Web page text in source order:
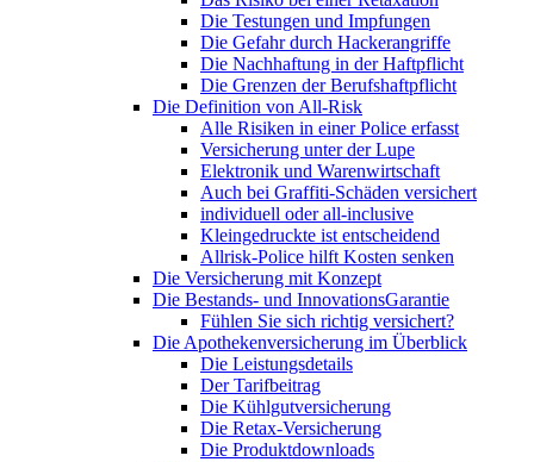
Die Testungen und Impfungen
Die Gefahr durch Hackerangriffe
Die Nachhaftung in der Haftpflicht
Die Grenzen der Berufshaftpflicht
Die Definition von All-Risk
Alle Risiken in einer Police erfasst
Versicherung unter der Lupe
Elektronik und Warenwirtschaft
Auch bei Graffiti-Schäden versichert
individuell oder all-inclusive
Kleingedruckte ist entscheidend
Allrisk-Police hilft Kosten senken
Die Versicherung mit Konzept
Die Bestands- und InnovationsGarantie
Fühlen Sie sich richtig versichert?
Die Apothekenversicherung im Überblick
Die Leistungsdetails
Der Tarifbeitrag
Die Kühlgutversicherung
Die Retax-Versicherung
Die Produktdownloads